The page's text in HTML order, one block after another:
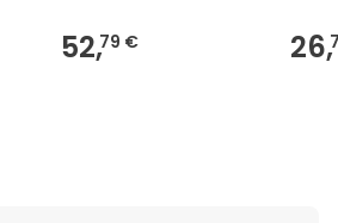
52,79 € 26,